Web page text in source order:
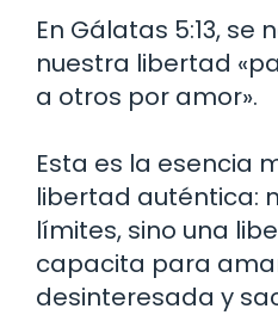
En Gálatas 5:13, se
nuestra libertad
a otros por amor».
Esta es la esencia
libertad auténtica:
límites, sino una
capacita para
desinteresada y